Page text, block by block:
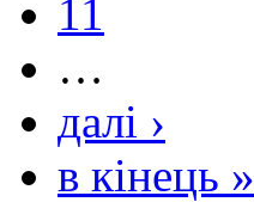
11
…
далі ›
в кінець »